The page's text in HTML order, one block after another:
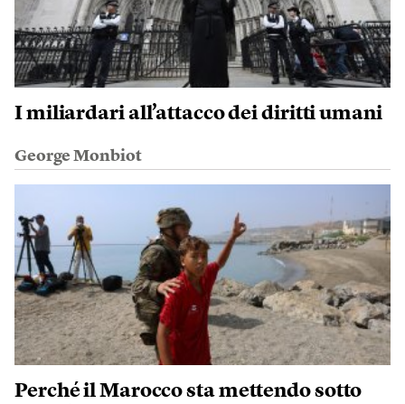
I miliardari all’attacco dei diritti umani
George Monbiot
Perché il Marocco sta mettendo sotto